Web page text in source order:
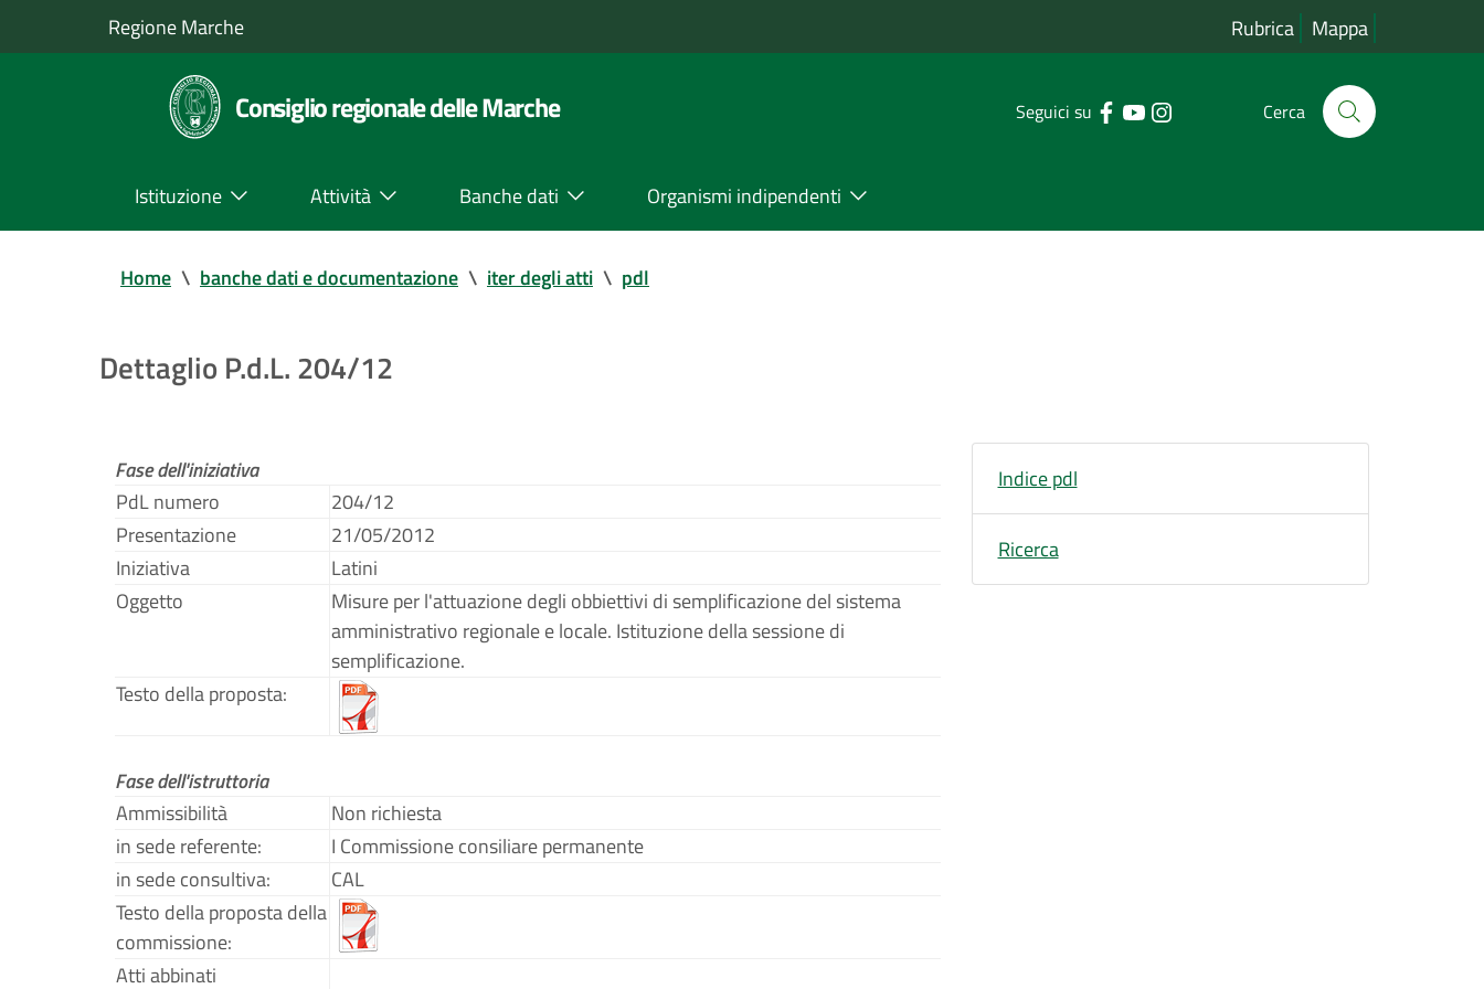
Regione Marche Rubrica Mappa
Consiglio regionale delle Marche Seguici su Cerca
Istituzione Attività Banche dati Organismi indipendenti
Home \ banche dati e documentazione \ iter degli atti \ pdl
Dettaglio P.d.L. 204/12
Fase dell'iniziativa
PdL numero
204/12
Presentazione
21/05/2012
Iniziativa
Latini
Oggetto
Misure per l'attuazione degli obbiettivi di semplificazione del sistema
amministrativo regionale e locale. Istituzione della sessione di
semplificazione.
Testo della proposta:
Fase dell'istruttoria
Ammissibilità
Non richiesta
in sede referente:
I Commissione consiliare permanente
in sede consultiva:
CAL
Testo della proposta della
commissione:
Atti abbinati
Indice pdl
Ricerca